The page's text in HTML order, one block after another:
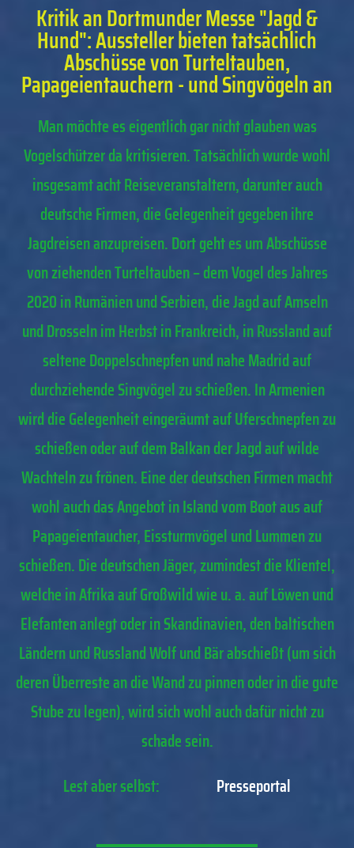
Kritik an Dortmunder Messe "Jagd &
Hund": Aussteller bieten tatsächlich
Abschüsse von Turteltauben,
Papageientauchern - und Singvögeln an
Man möchte es eigentlich gar nicht glauben was
Vogelschützer da kritisieren. Tatsächlich wurde wohl
insgesamt acht Reiseveranstaltern, darunter auch
deutsche Firmen, die Gelegenheit gegeben ihre
Jagdreisen anzupreisen. Dort geht es um Abschüsse
von ziehenden Turteltauben – dem Vogel des Jahres
2020 in Rumänien und Serbien, die Jagd auf Amseln
und Drosseln im Herbst in Frankreich, in Russland auf
seltene Doppelschnepfen und nahe Madrid auf
durchziehende Singvögel zu schießen. In Armenien
wird die Gelegenheit eingeräumt auf Uferschnepfen zu
schießen oder auf dem Balkan der Jagd auf wilde
Wachteln zu frönen. Eine der deutschen Firmen macht
wohl auch das Angebot in Island vom Boot aus auf
Papageientaucher, Eissturmvögel und Lummen zu
schießen. Die deutschen Jäger, zumindest die Klientel,
welche in Afrika auf Großwild wie u. a. auf Löwen und
Elefanten anlegt oder in Skandinavien, den baltischen
Ländern und Russland Wolf und Bär abschießt (um sich
deren Überreste an die Wand zu pinnen oder in die gute
Stube zu legen), wird sich wohl auch dafür nicht zu
schade sein.
Lest aber selbst: Presseportal